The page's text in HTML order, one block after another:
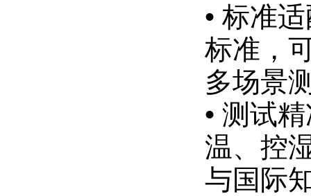
• 标准
标准，
多场景
• 测试
温、控
与国际